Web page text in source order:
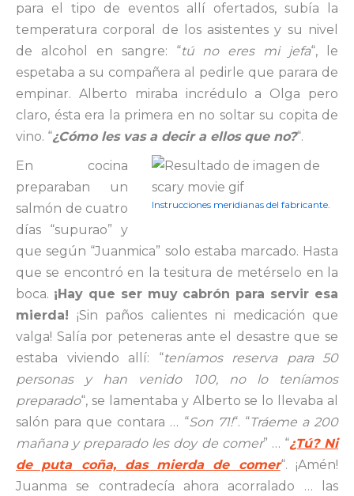
para el tipo de eventos allí ofertados, subía la
temperatura corporal de los asistentes y su nivel
de alcohol en sangre: “tú no eres mi jefa“, le
espetaba a su compañera al pedirle que parara de
empinar. Alberto miraba incrédulo a Olga pero
claro, ésta era la primera en no soltar su copita de
vino. “¿Cómo les vas a decir a ellos que no?“.
Instrucciones meridianas del fabricante.
En cocina
preparaban un
salmón de cuatro
días “supurao” y
que según “Juanmica” solo estaba marcado. Hasta
que se encontró en la tesitura de metérselo en la
boca. ¡Hay que ser muy cabrón para servir esa
mierda! ¡Sin paños calientes ni medicación que
valga! Salía por peteneras ante el desastre que se
estaba viviendo allí: “teníamos reserva para 50
personas y han venido 100, no lo teníamos
preparado“, se lamentaba y Alberto se lo llevaba al
salón para que contara … “Son 71!“. “Tráeme a 200
mañana y preparado les doy de comer” … “¿Tú? Ni
de puta coña, das mierda de comer“. ¡Amén!
Juanma se contradecía ahora acorralado … las